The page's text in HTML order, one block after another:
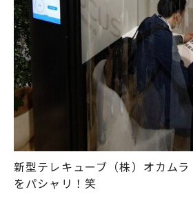
新型テレキューブ（株）オカム
をパシャリ！笑